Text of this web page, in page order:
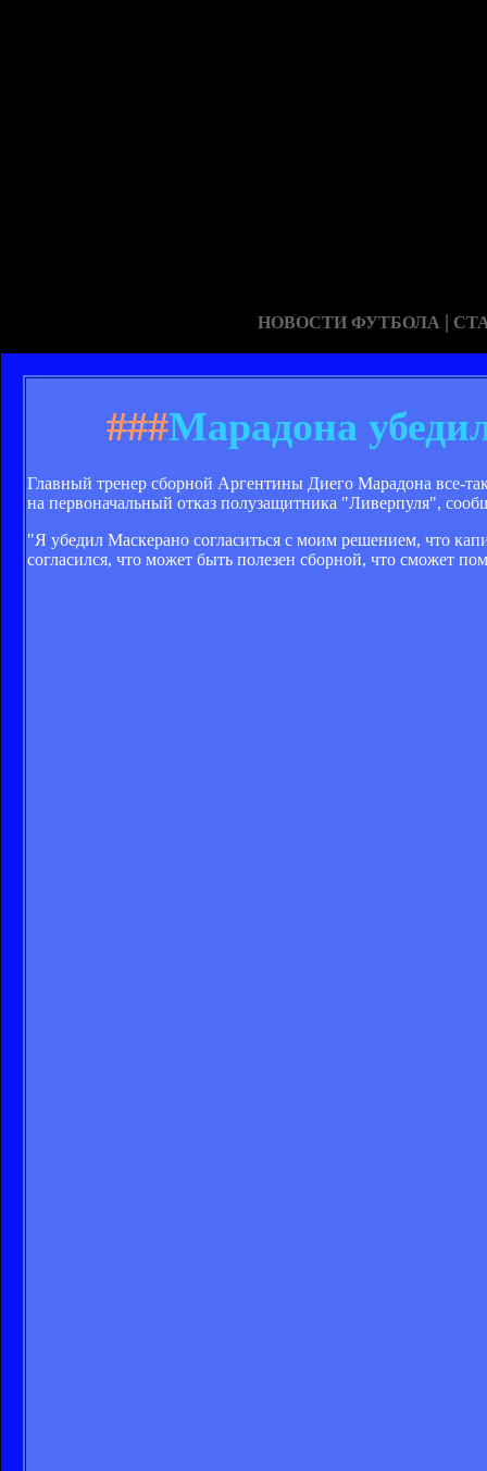
НОВОСТИ ФУТБОЛА |
###Марадона
Главный тренер сборной Аргентины Диего Марадона все-
на первоначальный отказ полузащитника "Ливерпуля",
"Я убедил Маскерано согласиться с моим решением, что
согласился, что может быть полезен сборной, что сможет